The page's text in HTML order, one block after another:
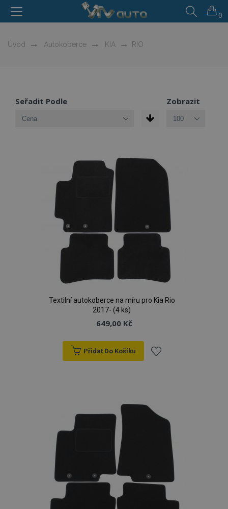
0
Úvod Autokoberce KIA RIO
Seřadit Podle Zobrazit
Textilní autokoberce na míru pro Kia Rio
2017- (4 ks)
649,00 Kč
Přidat Do Košíku
oblíbeným